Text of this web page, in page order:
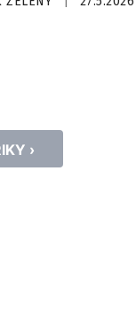
inovativních
›